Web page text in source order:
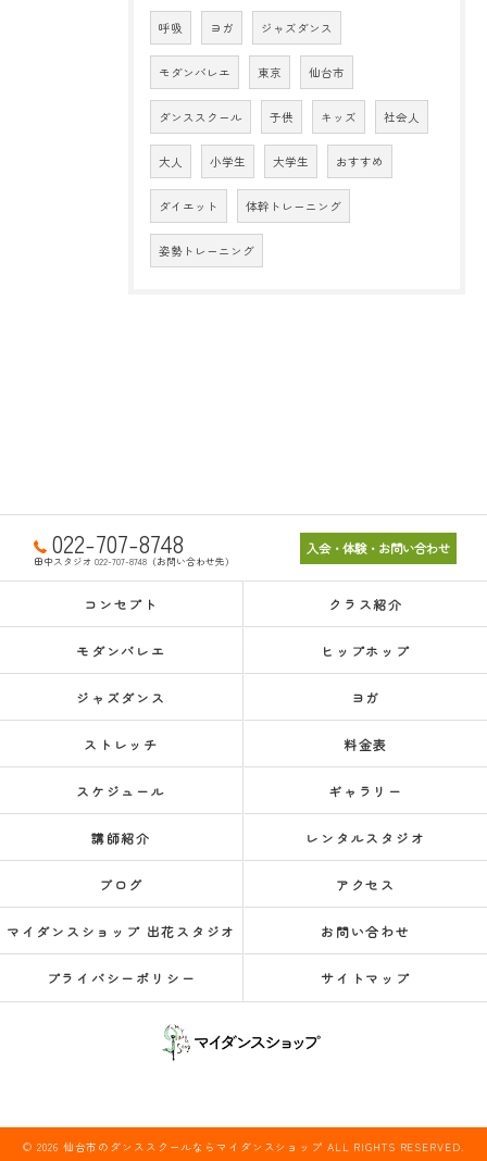
呼吸 ヨガ ジャズダンス
モダンバレエ 東京 仙台市
ダンススクール 子供 キッズ 社会人
大人 小学生 大学生 おすすめ
ダイエット 体幹トレーニング
姿勢トレーニング
022-707-8748
田中スタジオ 022-707-8748（お問い合わせ先）
入会・体験・お問い合わせ
コンセプト クラス紹介
モダンバレエ ヒップホップ
ジャズダンス ヨガ
ストレッチ 料金表
スケジュール ギャラリー
講師紹介 レンタルスタジオ
ブログ アクセス
マイダンスショップ 出花スタジオ お問い合わせ
プライバシーポリシー サイトマップ
© 2026 仙台市のダンススクールならマイダンスショップ ALL RIGHTS RESERVED.